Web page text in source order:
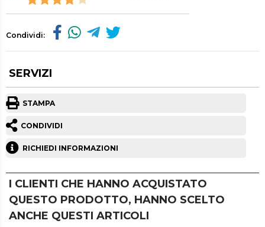
Condividi:
SERVIZI
STAMPA
CONDIVIDI
RICHIEDI INFORMAZIONI
I CLIENTI CHE HANNO ACQUISTATO
QUESTO PRODOTTO, HANNO SCELTO
ANCHE QUESTI ARTICOLI